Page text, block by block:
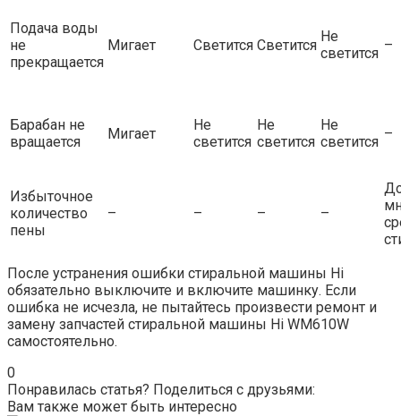
Подача воды
не
прекращается
Мигает Светится Светится
Не
светится –
Барабан не
вращается
Мигает
Не
светится
Не
светится
Не
светится –
Избыточное
количество
пены
– – – –
После устранения ошибки стиральной машины Hi
обязательно выключите и включите машинку. Если
ошибка не исчезла, не пытайтесь произвести ремонт и
замену запчастей стиральной машины Hi WM610W
самостоятельно.
0
Понравилась статья? Поделиться с друзьями:
Вам также может быть интересно